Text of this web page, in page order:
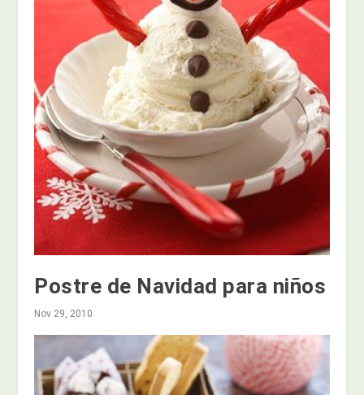
Postre de Navidad para niños
Nov 29, 2010